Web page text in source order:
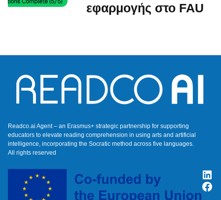
εφαρμογής στο FAU
Readco.ai Agent – an Erasmus+ strategic partnership for supporting
educators to elevate reading comprehension in using arts and artificial
intelligence, incorporating the Socratic method across five languages.
All rights reserved